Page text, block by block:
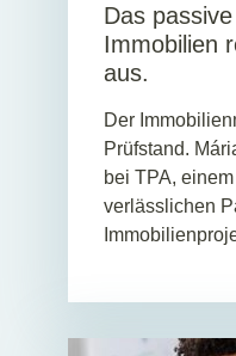
Das
Immobilien
aus.
Der
Prüfstand.
bei TPA,
verlässlichen